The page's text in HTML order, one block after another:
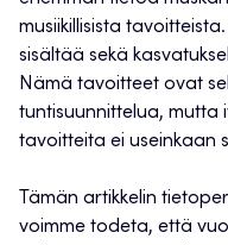
musiikillisista
sisältää sekä
Nämä tavoitteet ovat
tuntisuunnittelua, mutta
tavoitteita ei useinkaan
Tämän artikkelin
voimme todeta, että